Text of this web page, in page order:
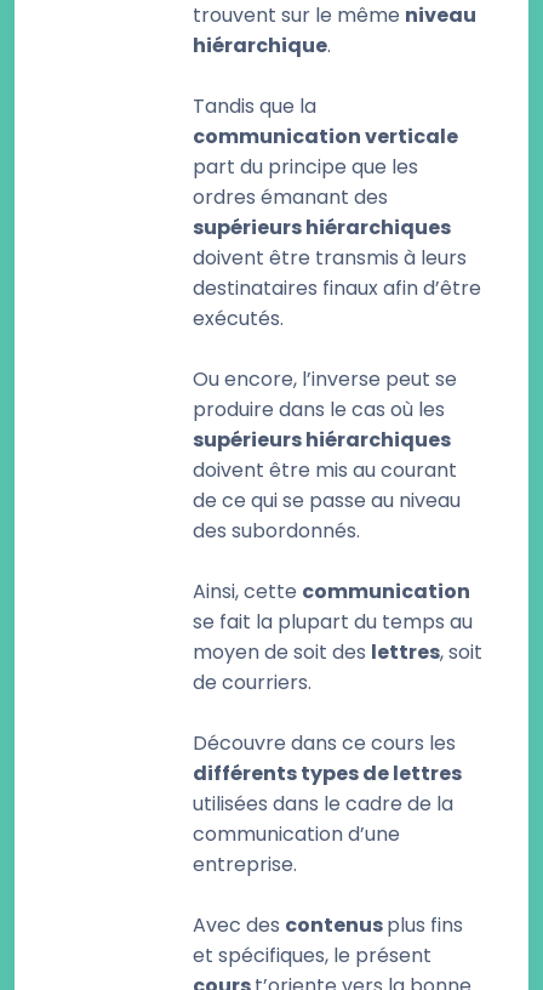
trouvent sur le même niveau
hiérarchique.
Tandis que la
communication verticale
part du principe que les
ordres émanant des
supérieurs hiérarchiques
doivent être transmis à leurs
destinataires finaux afin d’être
exécutés.
Ou encore, l’inverse peut se
produire dans le cas où les
supérieurs hiérarchiques
doivent être mis au courant
de ce qui se passe au niveau
des subordonnés.
Ainsi, cette communication
se fait la plupart du temps au
moyen de soit des lettres, soit
de courriers.
Découvre dans ce cours les
différents types de lettres
utilisées dans le cadre de la
communication d’une
entreprise.
Avec des contenusplus fins
et spécifiques, le présent